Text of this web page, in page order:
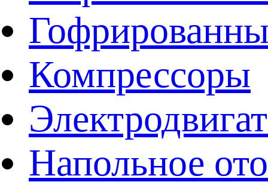
Компрессоры
Напольное